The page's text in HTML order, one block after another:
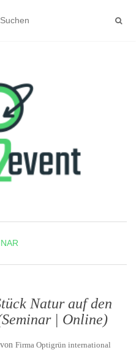
Natur auf den
| Online)
von Firma Optigrün international